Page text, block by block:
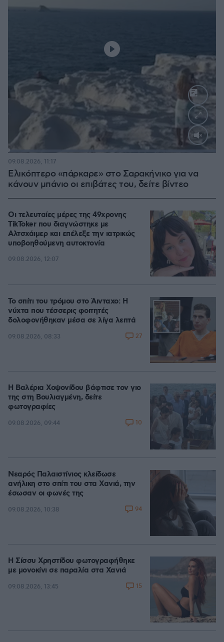
Loaded
Ελικόπτερο «πάρκαρε» στο Σαρακήνικο για να
κάνουν μπάνιο οι επιβάτες του, δείτε βίντεο
09.08.2026, 11:17
Οι τελευταίες μέρες της 49χρονης
TikToker που διαγνώστηκε με
Αλτσχάιμερ και επέλεξε την ιατρικώς
υποβοηθούμενη αυτοκτονία
09.08.2026, 12:07
Το σπίτι του τρόμου στο Άινταχο: Η
νύχτα που τέσσερις φοιτητές
δολοφονήθηκαν μέσα σε λίγα λεπτά
09.08.2026, 08:33 27
Η Βαλέρια Χοψονίδου βάφτισε τον γιο
της στη Βουλιαγμένη, δείτε
φωτογραφίες
09.08.2026, 09:44 10
Νεαρός Παλαιστίνιος κλείδωσε
ανήλικη στο σπίτι του στα Χανιά, την
έσωσαν οι φωνές της
09.08.2026, 10:38 94
Η Σίσσυ Χρηστίδου φωτογραφήθηκε
με μονοκίνι σε παραλία στα Χανιά
09.08.2026, 13:45 15